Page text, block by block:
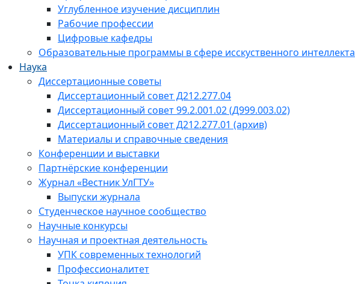
Углубленное изучение дисциплин
Рабочие профессии
Цифровые кафедры
Образовательные программы в сфере исскуственного интеллекта
Наука
Диссертационные советы
Диссертационный совет Д212.277.04
Диссертационный совет 99.2.001.02 (Д999.003.02)
Диссертационный совет Д212.277.01 (архив)
Материалы и справочные сведения
Конференции и выставки
Партнёрские конференции
Журнал «Вестник УлГТУ»
Выпуски журнала
Студенческое научное сообщество
Научные конкурсы
Научная и проектная деятельность
УПК современных технологий
Профессионалитет